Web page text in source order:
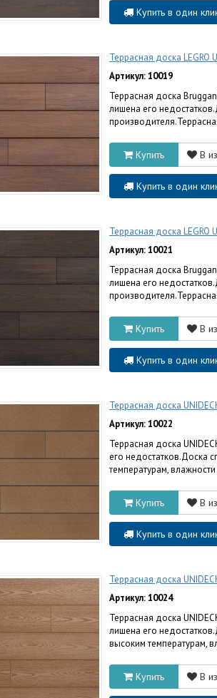
Купить в один
Террасная доска LEGRO
Артикул: 10019
Террасная доска
лишена его
Купить В
Купить в один
Террасная доска LEGRO
Артикул: 10021
Террасная доска
лишена его
Купить В
Купить в один
Террасная доска
Артикул: 10022
Террасная доска
его недостатков.Доска
температурам,
Купить В
Купить в один
Террасная доска
Артикул: 10024
Террасная доска
лишена его
высоким температурам,
Купить В